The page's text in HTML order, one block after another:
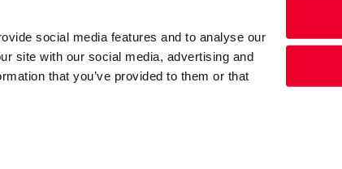
social media features and to analyse our
site with our social media, advertising and
that you’ve provided to them or that